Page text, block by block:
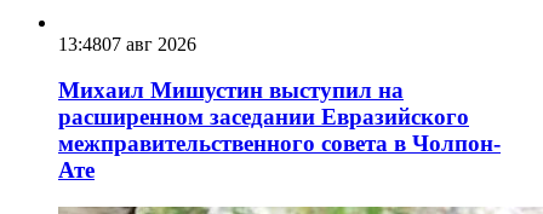
13:4807 авг 2026
Михаил Мишустин выступил на
расширенном заседании Евразийского
межправительственного совета в Чолпон-
Ате